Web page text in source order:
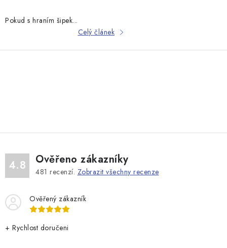
Pokud s hraním šipek...
Celý článek
á
d
a
c
p
v
4.8 Ověřeno zákazníky
481 recenzí. Zobrazit všechny recenze
Ověřený zákazník
+ Rychlost doručeni